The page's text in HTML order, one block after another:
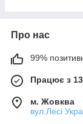
Про нас
99%
Працює з
м. Жовква
вул.Лесі